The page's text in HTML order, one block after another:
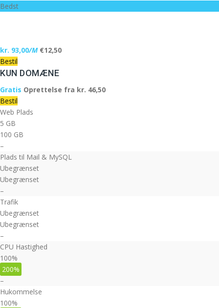
Bedst
kr. 93,00/M €12,50
Bestil
KUN DOMÆNE
Gratis Oprettelse fra kr. 46,50
Bestil
Web Plads
5 GB
100 GB
–
Plads til Mail & MySQL
Ubegrænset
Ubegrænset
–
Trafik
Ubegrænset
Ubegrænset
–
CPU Hastighed
100%
200%
–
Hukommelse
100%